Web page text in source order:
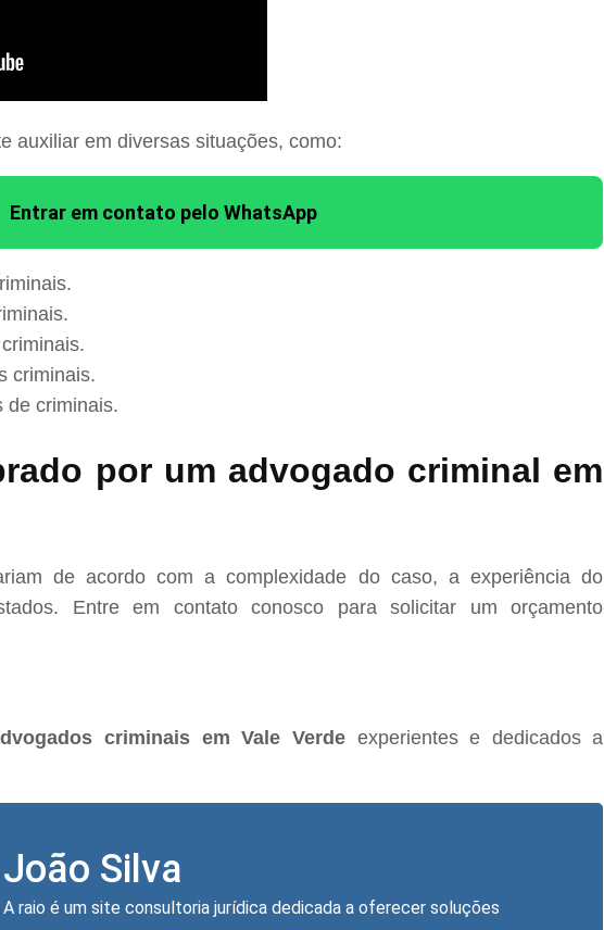
auxiliar em diversas situações, como:
Entrar em contato pelo WhatsApp
criminais.
de criminais.
por um advogado criminal em
de acordo com a complexidade do caso, a experiência do
Entre em contato conosco para solicitar um orçamento
criminais em Vale Verdeexperientes e dedicados a
João Silva
A raio é um site consultoria jurídica dedicada a oferecer soluções